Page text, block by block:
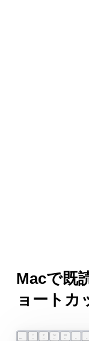
Macで既
ョートカ